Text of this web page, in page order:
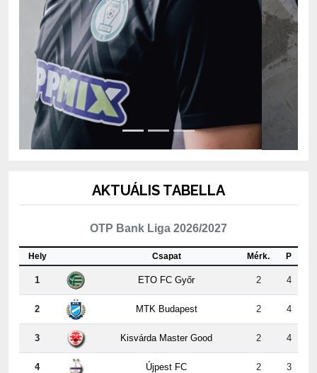
OTP Bank Liga 2026/2027
Csapat
1 ETO FC Győr 2 4
2 MTK Budapest 2 4
3 Kisvárda Master Good 2 4
4 Újpest FC 2 3
5 ZTE FC 2 3